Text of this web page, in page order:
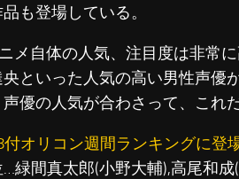
も登場している。
メ自体の人気、注目度は非常
といった人気の高い男性声優
優の人気が合わさって、これ
付オリコン週間ランキングに登
緑間真太郎(小野大輔),高尾和